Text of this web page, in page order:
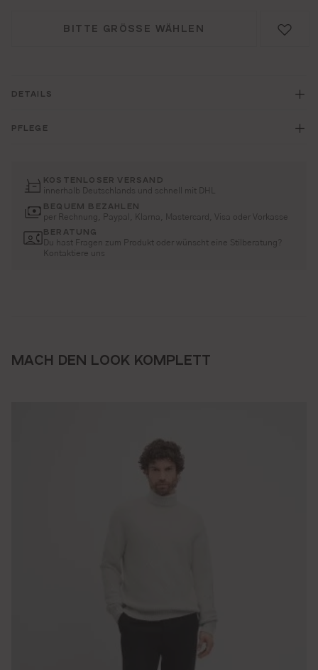
BITTE GRÖSSE WÄHLEN
DETAILS
PFLEGE
KOSTENLOSER VERSAND
innerhalb Deutschlands und schnell mit DHL
BEQUEM BEZAHLEN
per Rechnung, Paypal, Klarna, Mastercard, Visa oder Vorkasse
BERATUNG
Du hast Fragen zum Produkt oder wünscht eine Stilberatung?
Kontaktiere uns
MACH DEN LOOK KOMPLETT